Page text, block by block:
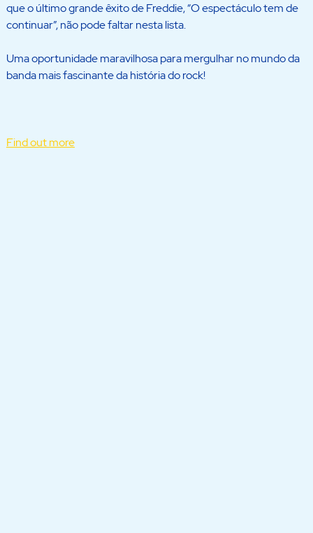
que o último grande êxito de Freddie, “O espectáculo tem de
continuar”, não pode faltar nesta lista.
Uma oportunidade maravilhosa para mergulhar no mundo da
banda mais fascinante da história do rock!
Find out more